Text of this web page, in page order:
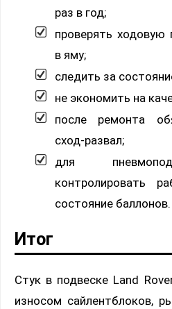
раз в год;
проверять ходовую
в яму;
следить за
не экономить на
после ремонта
сход-развал;
для
контролировать
состояние баллонов.
Итог
Стук в подвеске Land
износом сайлентблоков,